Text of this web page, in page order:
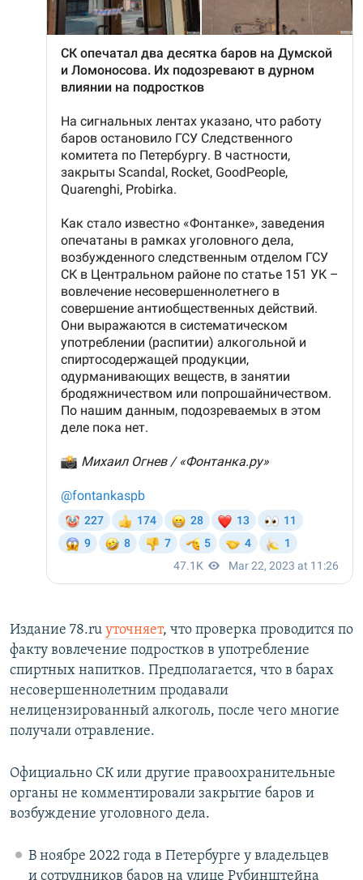
Издание 78.ru уточняет, что проверка проводится по
факту вовлечение подростков в употребление
спиртных напитков. Предполагается, что в барах
несовершеннолетним продавали
нелицензированный алкоголь, после чего многие
получали отравление.
Официально СК или другие правоохранительные
органы не комментировали закрытие баров и
возбуждение уголовного дела.
В ноябре 2022 года в Петербурге у владельцев
и сотрудников баров на улице Рубинштейна